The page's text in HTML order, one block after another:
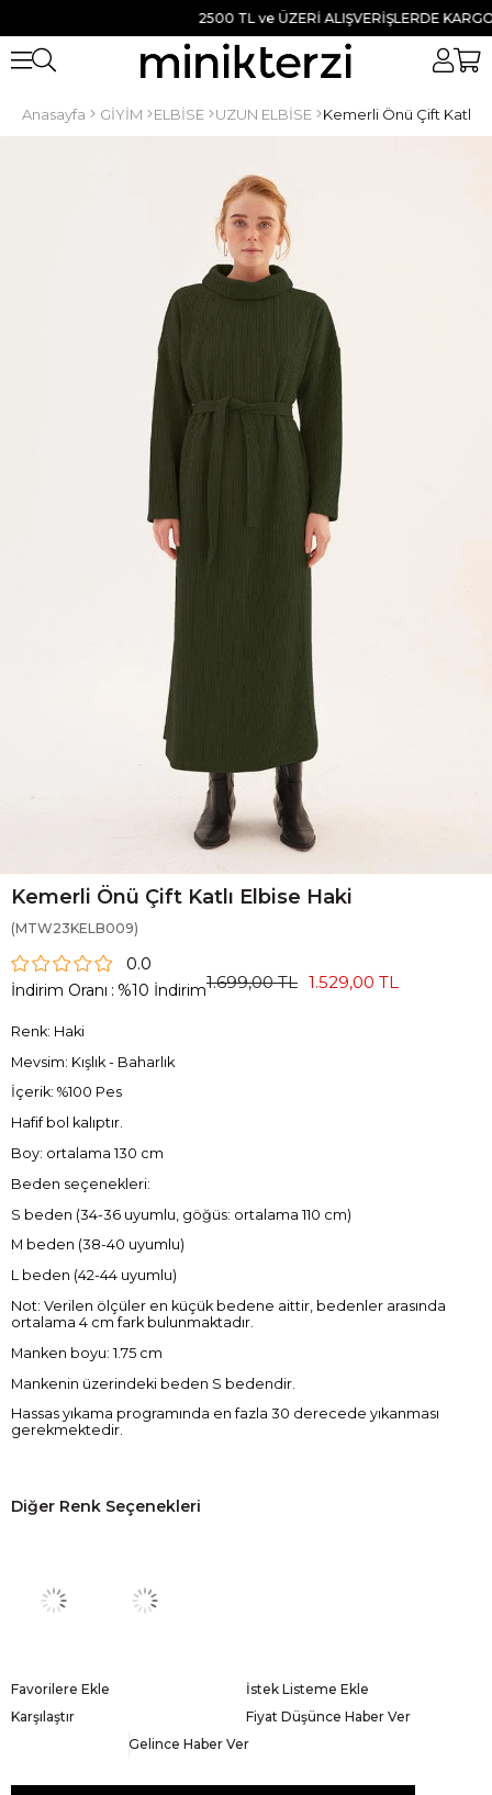
2500 TL ve ÜZERİ ALIŞVERİŞLERDE KARGO
Anasayfa GİYİM ELBİSE UZUN ELBİSE Kemerli Önü Çift Katlı
Kemerli Önü Çift Katlı Elbise Haki
(MTW23KELB009)
0.0
İndirim Oranı : %10 İndirim1.699,00 TL 1.529,00 TL
Renk: Haki
Mevsim: Kışlık - Baharlık
İçerik: %100 Pes
Hafif bol kalıptır.
Boy: ortalama 130 cm
Beden seçenekleri:
S beden (34-36 uyumlu, göğüs: ortalama 110 cm)
M beden (38-40 uyumlu)
L beden (42-44 uyumlu)
Not: Verilen ölçüler en küçük bedene aittir, bedenler arasında
ortalama 4 cm fark bulunmaktadır.
Manken boyu: 1.75 cm
Mankenin üzerindeki beden S bedendir.
Hassas yıkama programında en fazla 30 derecede yıkanması
gerekmektedir.
Diğer Renk Seçenekleri
Favorilere Ekle
İstek Listeme Ekle
Karşılaştır
Fiyat Düşünce Haber Ver
Gelince Haber Ver